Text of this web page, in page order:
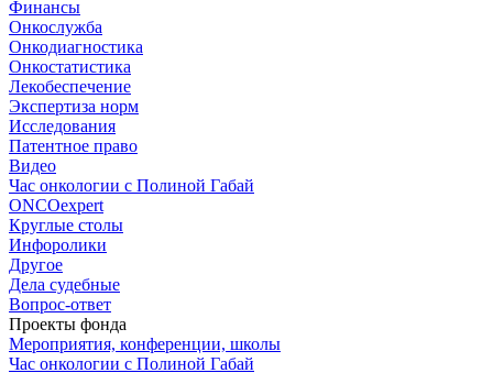
Финансы
Онкослужба
Онкодиагностика
Онкостатистика
Лекобеспечение
Экспертиза норм
Исследования
Патентное право
Видео
Час онкологии с Полиной Габай
ONCOexpert
Круглые столы
Инфоролики
Другое
Дела судебные
Вопрос-ответ
Проекты фонда
Мероприятия, конференции, школы
Час онкологии с Полиной Габай